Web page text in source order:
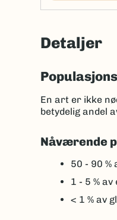
Detaljer
En art er ikke
betydelig andel
Nåværende
50 - 90 %
1 - 5 % av
< 1 % av